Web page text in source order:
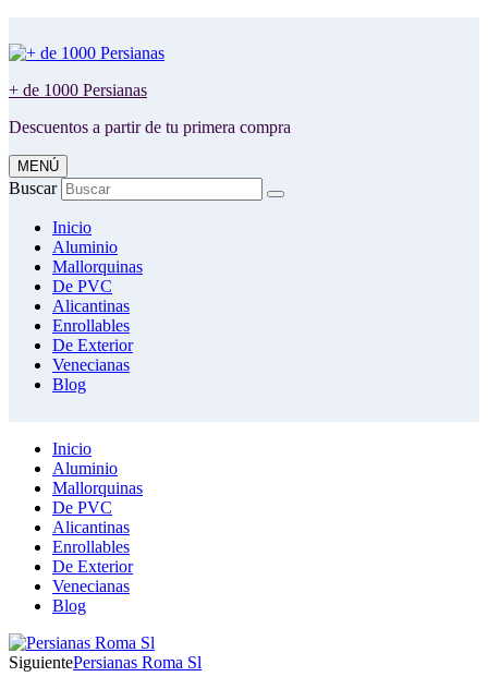
+ de 1000 Persianas
Descuentos a partir de tu primera compra
MENÚ
Buscar
Inicio
Aluminio
Mallorquinas
De PVC
Alicantinas
Enrollables
De Exterior
Venecianas
Blog
Inicio
Aluminio
Mallorquinas
De PVC
Alicantinas
Enrollables
De Exterior
Venecianas
Blog
SiguientePersianas Roma Sl